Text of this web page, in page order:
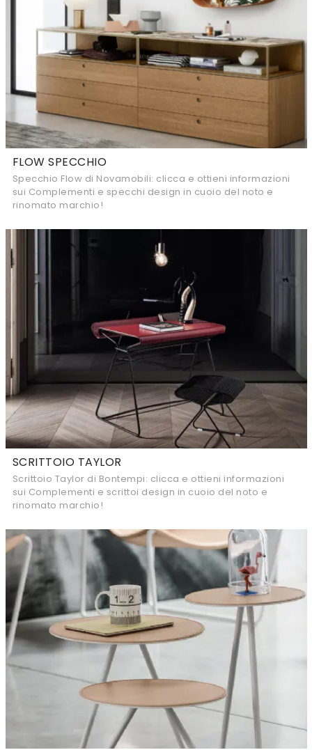
FLOW SPECCHIO
Specchio Flow di Novamobili: clicca e ottieni informazioni
sui Complementi e specchi design in cuoio del noto e
rinomato marchio!
SCRITTOIO TAYLOR
Scrittoio Taylor di Bontempi: clicca e ottieni informazioni
sui Complementi e scrittoi design in cuoio del noto e
rinomato marchio!